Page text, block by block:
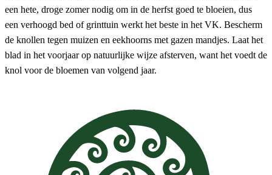
een hete, droge zomer nodig om in de herfst goed te bloeien, dus
een verhoogd bed of grinttuin werkt het beste in het VK. Bescherm
de knollen tegen muizen en eekhoorns met gazen mandjes. Laat het
blad in het voorjaar op natuurlijke wijze afsterven, want het voedt de
knol voor de bloemen van volgend jaar.